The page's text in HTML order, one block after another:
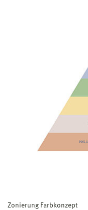
Zonierung Farbkonzept